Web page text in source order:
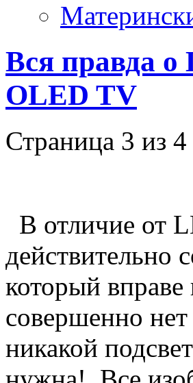
Вся правда о
OLED TV
Страница 3 из 4
В отличие от
действительно
который вправе
совершенно
никакой